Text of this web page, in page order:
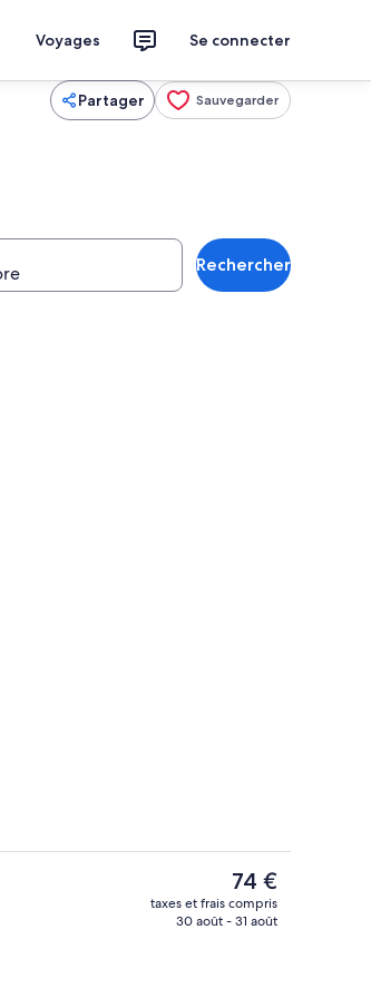
Voyages Se connecter
Partager Sauvegarder
Rechercher
Le
prix
actuel
74 €
taxes et frais compris
30 août - 31 août